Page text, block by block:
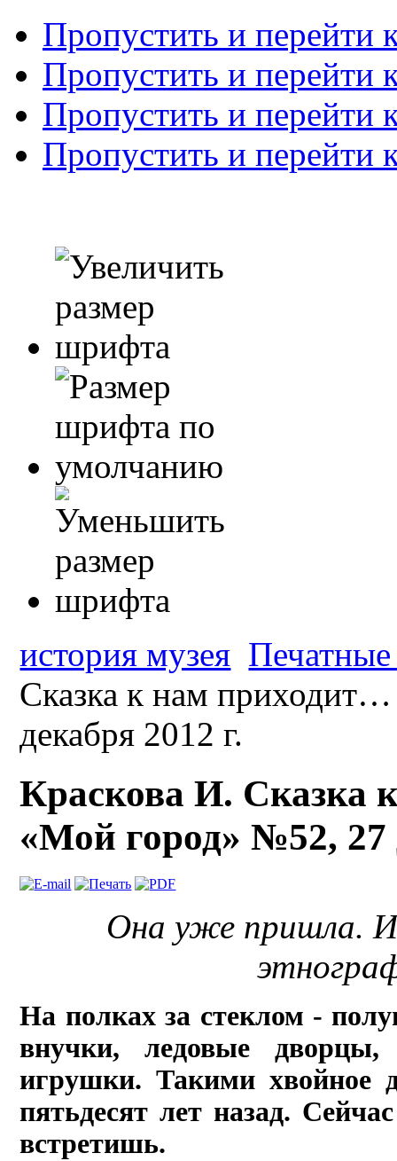
Пропустить и перейти
Пропустить и перейти
Пропустить и перейти
Пропустить и перейти
история музея Печатные
Сказка к нам
декабря 2012 г.
Краскова И. Сказка
«Мой город» №52, 27
Она уже пришла. И
На полках за стеклом -
внучки, ледовые дворцы,
игрушки. Такими хвойное
пятьдесят лет назад.
встретишь.